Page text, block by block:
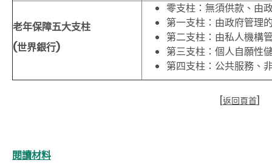
老年保障五大支柱
(世界銀行)
零支柱：無須供款、由
第一支柱：由政府管理
第二支柱：由私人機構
第三支柱：個人自願性
第四支柱：公共服務、
[返回頁首]
閱讀材料